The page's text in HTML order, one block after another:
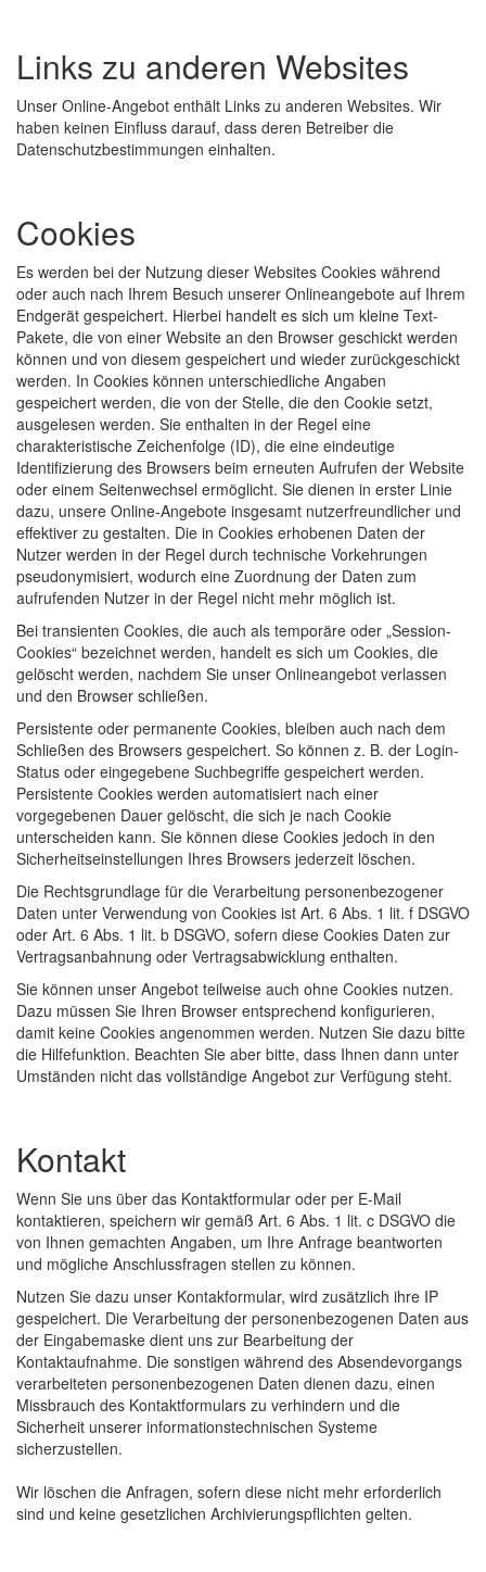
Links zu anderen Websites
Unser Online-Angebot enthält Links zu anderen Websites. Wir
haben keinen Einfluss darauf, dass deren Betreiber die
Datenschutzbestimmungen einhalten.
Cookies
Es werden bei der Nutzung dieser Websites Cookies während
oder auch nach Ihrem Besuch unserer Onlineangebote auf Ihrem
Endgerät gespeichert. Hierbei handelt es sich um kleine Text-
Pakete, die von einer Website an den Browser geschickt werden
können und von diesem gespeichert und wieder zurückgeschickt
werden. In Cookies können unterschiedliche Angaben
gespeichert werden, die von der Stelle, die den Cookie setzt,
ausgelesen werden. Sie enthalten in der Regel eine
charakteristische Zeichenfolge (ID), die eine eindeutige
Identifizierung des Browsers beim erneuten Aufrufen der Website
oder einem Seitenwechsel ermöglicht. Sie dienen in erster Linie
dazu, unsere Online-Angebote insgesamt nutzerfreundlicher und
effektiver zu gestalten. Die in Cookies erhobenen Daten der
Nutzer werden in der Regel durch technische Vorkehrungen
pseudonymisiert, wodurch eine Zuordnung der Daten zum
aufrufenden Nutzer in der Regel nicht mehr möglich ist.
Bei transienten Cookies, die auch als temporäre oder „Session-
Cookies“ bezeichnet werden, handelt es sich um Cookies, die
gelöscht werden, nachdem Sie unser Onlineangebot verlassen
und den Browser schließen.
Persistente oder permanente Cookies, bleiben auch nach dem
Schließen des Browsers gespeichert. So können z. B. der Login-
Status oder eingegebene Suchbegriffe gespeichert werden.
Persistente Cookies werden automatisiert nach einer
vorgegebenen Dauer gelöscht, die sich je nach Cookie
unterscheiden kann. Sie können diese Cookies jedoch in den
Sicherheitseinstellungen Ihres Browsers jederzeit löschen.
Die Rechtsgrundlage für die Verarbeitung personenbezogener
Daten unter Verwendung von Cookies ist Art. 6 Abs. 1 lit. f DSGVO
oder Art. 6 Abs. 1 lit. b DSGVO, sofern diese Cookies Daten zur
Vertragsanbahnung oder Vertragsabwicklung enthalten.
Sie können unser Angebot teilweise auch ohne Cookies nutzen.
Dazu müssen Sie Ihren Browser entsprechend konfigurieren,
damit keine Cookies angenommen werden. Nutzen Sie dazu bitte
die Hilfefunktion. Beachten Sie aber bitte, dass Ihnen dann unter
Umständen nicht das vollständige Angebot zur Verfügung steht.
Kontakt
Wenn Sie uns über das Kontaktformular oder per E-Mail
kontaktieren, speichern wir gemäß Art. 6 Abs. 1 lit. c DSGVO die
von Ihnen gemachten Angaben, um Ihre Anfrage beantworten
und mögliche Anschlussfragen stellen zu können.
Nutzen Sie dazu unser Kontakformular, wird zusätzlich ihre IP
gespeichert. Die Verarbeitung der personenbezogenen Daten aus
der Eingabemaske dient uns zur Bearbeitung der
Kontaktaufnahme. Die sonstigen während des Absendevorgangs
verarbeiteten personenbezogenen Daten dienen dazu, einen
Missbrauch des Kontaktformulars zu verhindern und die
Sicherheit unserer informationstechnischen Systeme
sicherzustellen.
Wir löschen die Anfragen, sofern diese nicht mehr erforderlich
sind und keine gesetzlichen Archivierungspflichten gelten.